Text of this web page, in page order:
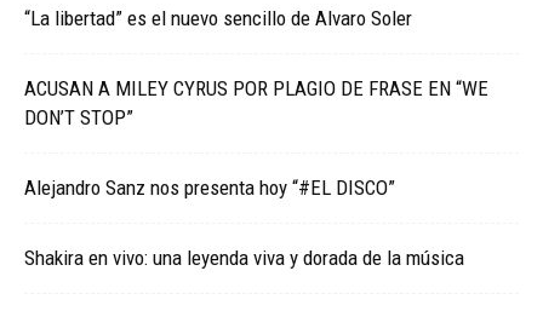
“La libertad” es el nuevo sencillo de Alvaro Soler
ACUSAN A MILEY CYRUS POR PLAGIO DE FRASE EN “WE
DON’T STOP”
Alejandro Sanz nos presenta hoy “#EL DISCO”
Shakira en vivo: una leyenda viva y dorada de la música